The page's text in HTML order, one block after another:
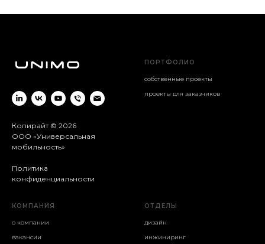
Копирайт © 2026
ООО «Универсальная
мобильность»
Политика
конфиденциальности
ПОРТФОЛИО
собственные проекты
проекты для заказчиков
КОМПАНИЯ
о компании
вакансии
ОТДЕЛЫ
дизайн
инжиниринг